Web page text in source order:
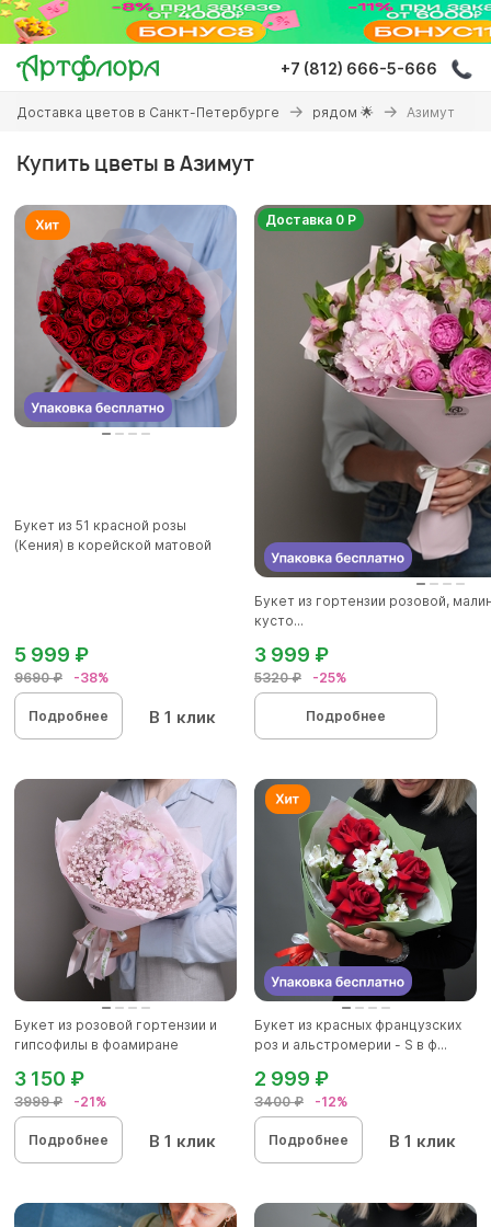
Перейти
основному
содержанию
+7 (812) 666-5-666
Вы
здесь
Доставка цветов в Санкт-Петербурге рядом 🌟 Азимут
Купить цветы в Азимут
Букет из 51 красной розы
(Кения) в корейской матовой
9690 ₽ -38%
5 999 ₽
Подробнее В 1 клик
Доставка 0 Р
Букет из гортензии розовой,
кусто...
5320 ₽ -25%
3 999 ₽
Подробнее
Букет из розовой гортензии и
гипсофилы в фоамиране
3999 ₽ -21%
3 150 ₽
Подробнее В 1 клик
Букет из красных французских
роз и альстромерии - S в ф...
3400 ₽ -12%
2 999 ₽
Подробнее В 1 клик